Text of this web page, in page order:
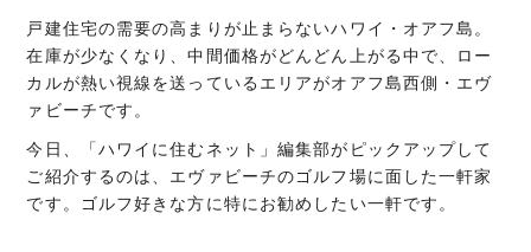
戸建住宅の需要の高まりが止まらないハワイ・オアフ島。
在庫が少なくなり、中間価格がどんどん上がる中で、ロー
カルが熱い視線を送っているエリアがオアフ島西側・エヴ
ァビーチです。
今日、「ハワイに住むネット」編集部がピックアップして
ご紹介するのは、エヴァビーチのゴルフ場に面した一軒家
です。ゴルフ好きな方に特にお勧めしたい一軒です。